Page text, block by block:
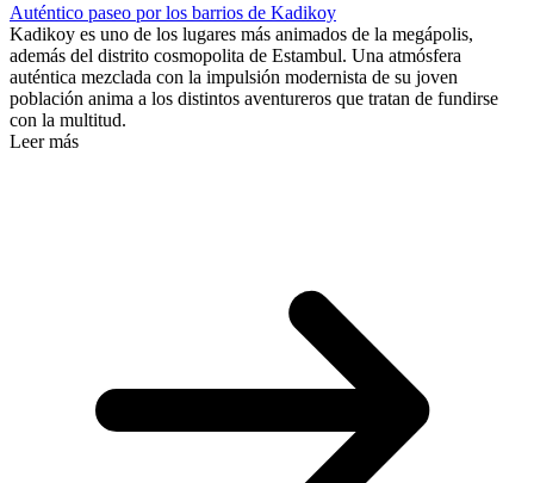
Auténtico paseo por los barrios de Kadikoy
Kadikoy es uno de los lugares más animados de la megápolis,
además del distrito cosmopolita de Estambul. Una atmósfera
auténtica mezclada con la impulsión modernista de su joven
población anima a los distintos aventureros que tratan de fundirse
con la multitud.
Leer más